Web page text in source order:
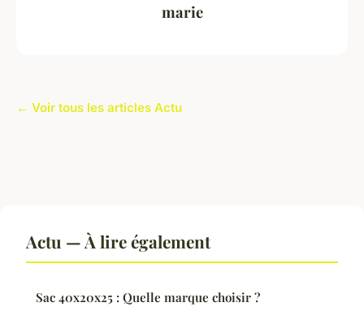
marie
← Voir tous les articles Actu
Actu — À lire également
Sac 40x20x25 : Quelle marque choisir ?